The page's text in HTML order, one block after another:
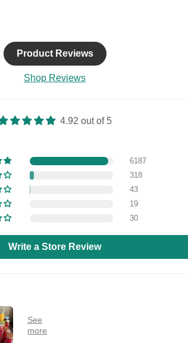
Product Reviews
Shop Reviews
4.92 out of 5
6187
318
43
19
30
Write a Store Review
y ahorra
para que se registren en su lista de correo
u ofertas exclusivas.
SUBSCRIBE